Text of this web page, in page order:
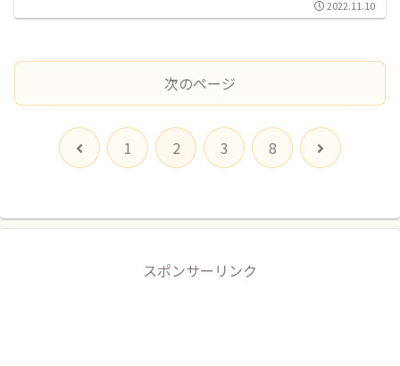
2022.11.10
次のページ
前
1 2 3 8
次
スポンサーリンク